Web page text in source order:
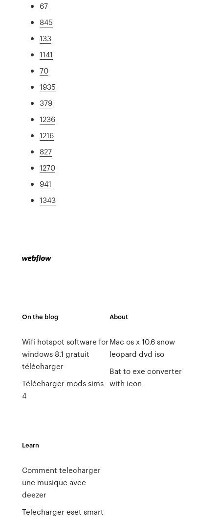
67
845
133
1141
70
1935
379
1236
1216
827
1270
941
1343
On the blog
Wifi hotspot software for
windows 8.1 gratuit
télécharger
Télécharger mods sims
4
About
Mac os x 10.6 snow
leopard dvd iso
Bat to exe converter
with icon
Learn
Comment telecharger
une musique avec
deezer
Telecharger eset smart